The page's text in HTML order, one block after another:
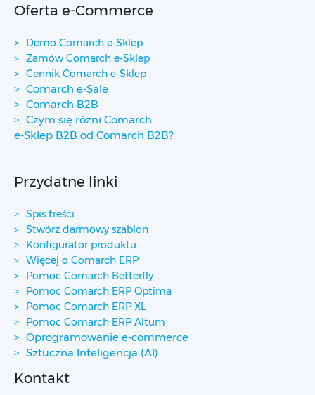
Oferta e-Commerce
Demo Comarch e-Sklep
Zamów Comarch e-Sklep
Cennik Comarch e-Sklep
Comarch e-Sale
Comarch B2B
Czym się różni Comarch
e-Sklep B2B od Comarch B2B?
Przydatne linki
Spis treści
Stwórz darmowy szablon
Konfigurator produktu
Więcej o Comarch ERP
Pomoc Comarch Betterfly
Pomoc Comarch ERP Optima
Pomoc Comarch ERP XL
Pomoc Comarch ERP Altum
Oprogramowanie e-commerce
Sztuczna Inteligencja (AI)
Kontakt